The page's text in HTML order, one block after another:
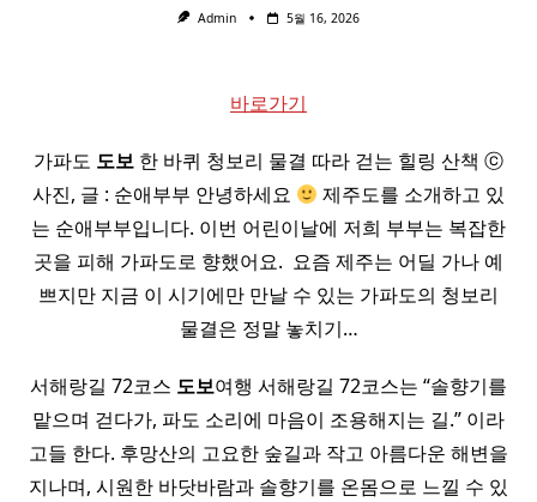
Admin 5월 16, 2026
바로가기
가파도 도보 한 바퀴 청보리 물결 따라 걷는 힐링 산책 ⓒ
사진, 글 : 순애부부 안녕하세요
제주도를 소개하고 있
는 순애부부입니다. 이번 어린이날에 저희 부부는 복잡한
곳을 피해 가파도로 향했어요. ​ 요즘 제주는 어딜 가나 예
쁘지만 지금 이 시기에만 만날 수 있는 가파도의 청보리
물결은 정말 놓치기…
서해랑길 72코스 도보여행 서해랑길 72코스는 “솔향기를
맡으며 걷다가, 파도 소리에 마음이 조용해지는 길.” 이라
고들 한다. 후망산의 고요한 숲길과 작고 아름다운 해변을
지나며, 시원한 바닷바람과 솔향기를 온몸으로 느낄 수 있